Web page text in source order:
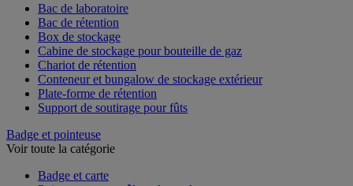
Bac de laboratoire
Bac de rétention
Box de stockage
Cabine de stockage pour bouteille de gaz
Chariot de rétention
Conteneur et bungalow de stockage extérieur
Plate-forme de rétention
Support de soutirage pour fûts
Badge et pointeuse
Voir toute la catégorie
Badge et carte